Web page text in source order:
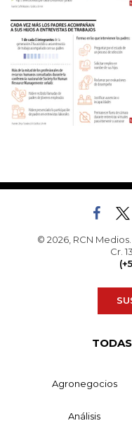
© 2026, RCN
Cr.
Agronegocios
Análisis